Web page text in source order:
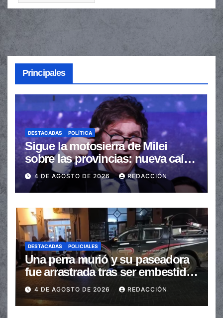
Principales
DESTACADAS POLÍTICA
Sigue la motosierra de Milei
sobre las provincias: nueva caída
de las transferencias no
automáticas
4 DE AGOSTO DE 2026 REDACCIÓN
DESTACADAS POLICIALES
Una perra murió y su paseadora
fue arrastrada tras ser embestidas
en la senda peatonal
4 DE AGOSTO DE 2026 REDACCIÓN